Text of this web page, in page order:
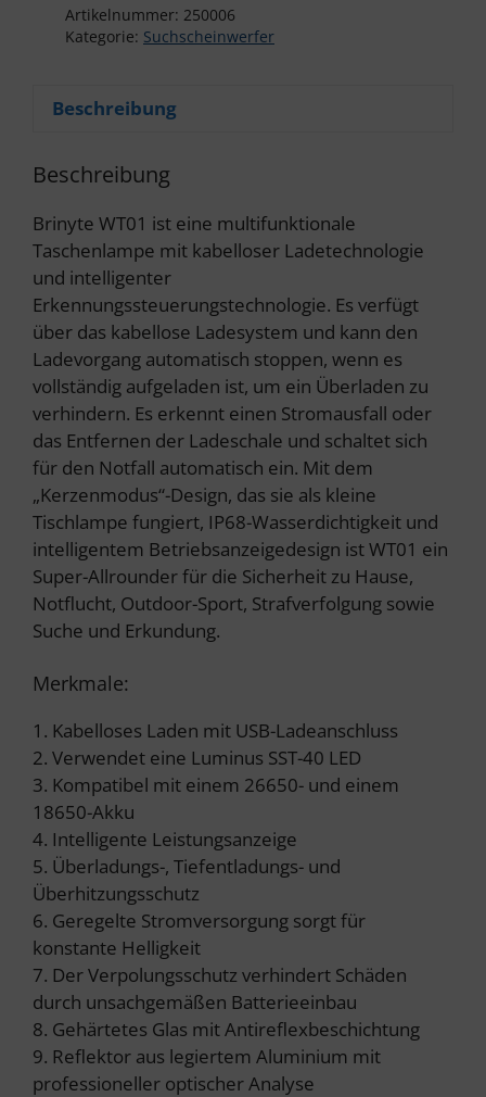
Artikelnummer: 250006
Kategorie: Suchscheinwerfer
Beschreibung
Beschreibung
Brinyte WT01 ist eine multifunktionale
Taschenlampe mit kabelloser Ladetechnologie
und intelligenter
Erkennungssteuerungstechnologie. Es verfügt
über das kabellose Ladesystem und kann den
Ladevorgang automatisch stoppen, wenn es
vollständig aufgeladen ist, um ein Überladen zu
verhindern. Es erkennt einen Stromausfall oder
das Entfernen der Ladeschale und schaltet sich
für den Notfall automatisch ein. Mit dem
„Kerzenmodus“-Design, das sie als kleine
Tischlampe fungiert, IP68-Wasserdichtigkeit und
intelligentem Betriebsanzeigedesign ist WT01 ein
Super-Allrounder für die Sicherheit zu Hause,
Notflucht, Outdoor-Sport, Strafverfolgung sowie
Suche und Erkundung.
Merkmale:
1. Kabelloses Laden mit USB-Ladeanschluss
2. Verwendet eine Luminus SST-40 LED
3. Kompatibel mit einem 26650- und einem
18650-Akku
4. Intelligente Leistungsanzeige
5. Überladungs-, Tiefentladungs- und
Überhitzungsschutz
6. Geregelte Stromversorgung sorgt für
konstante Helligkeit
7. Der Verpolungsschutz verhindert Schäden
durch unsachgemäßen Batterieeinbau
8. Gehärtetes Glas mit Antireflexbeschichtung
9. Reflektor aus legiertem Aluminium mit
professioneller optischer Analyse